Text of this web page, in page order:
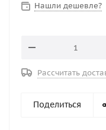
Каркас изготовлен
Нашли дешевле?
Рассчитать
Поделиться